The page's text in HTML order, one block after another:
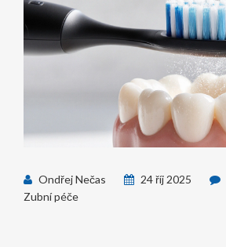
Ondřej Nečas 24 říj 2025
Zubní péče